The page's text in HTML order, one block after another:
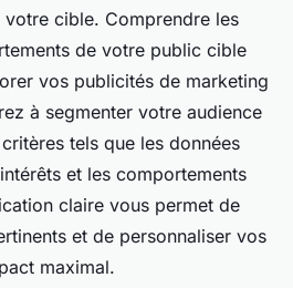
cible. Comprendre les
de votre public cible
vos publicités de marketing
à segmenter votre audience
tels que les données
et les comportements
claire vous permet de
et de personnaliser vos
maximal.